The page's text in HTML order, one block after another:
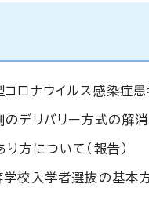
ロナウイルス感染症
デリバリー方式の解消
方について（報告）
校入学者選抜の基本方